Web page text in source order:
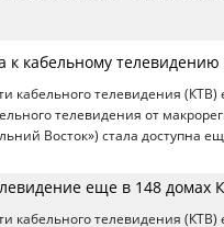
кабельному
кабельного телевидения
телевидения от
Восток») стала доступна
еще в 148 домах
кабельного телевидения